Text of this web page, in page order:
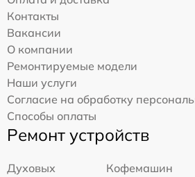
Контакты
Вакансии
О компании
Ремонтируемые модели
Наши услуги
Согласие на обработку
Способы оплаты
Ремонт устройств
Духовых
Кофемашин